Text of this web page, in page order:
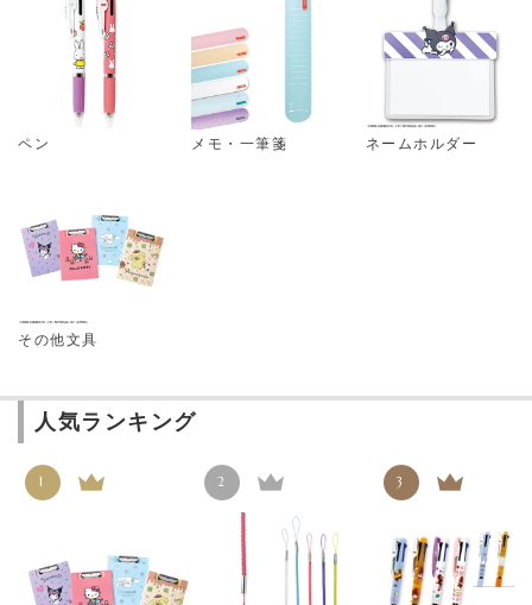
ペン メモ・一筆箋 ネームホルダー
その他文具
人気ランキング
1 2 3